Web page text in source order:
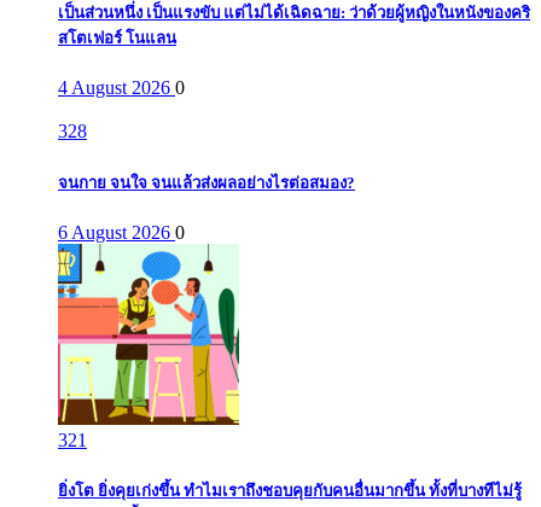
เป็นส่วนหนึ่ง เป็นแรงขับ แต่ไม่ได้เฉิดฉาย: ว่าด้วยผู้หญิงในหนังของคริ
สโตเฟอร์ โนแลน
4 August 2026 0
328
จนกาย จนใจ จนแล้วส่งผลอย่างไรต่อสมอง?
6 August 2026 0
321
ยิ่งโต ยิ่งคุยเก่งขึ้น ทำไมเราถึงชอบคุยกับคนอื่นมากขึ้น ทั้งที่บางทีไม่รู้